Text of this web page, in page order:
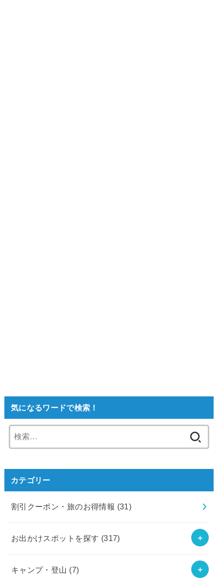
気になるワードで検索！
索:
カテゴリー
割引クーポン・旅のお得情報 (31)
お出かけスポットを探す (317)
キャンプ・登山 (7)